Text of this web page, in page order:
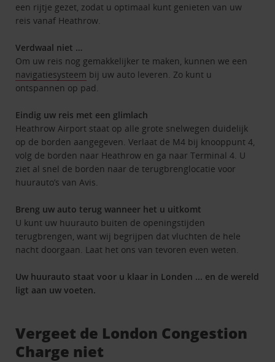
een rijtje gezet, zodat u optimaal kunt genieten van uw
reis vanaf Heathrow.
Verdwaal niet …
Om uw reis nog gemakkelijker te maken, kunnen we een
navigatiesysteem bij uw auto leveren. Zo kunt u
ontspannen op pad.
Eindig uw reis met een glimlach
Heathrow Airport staat op alle grote snelwegen duidelijk
op de borden aangegeven. Verlaat de M4 bij knooppunt 4,
volg de borden naar Heathrow en ga naar Terminal 4. U
ziet al snel de borden naar de terugbrenglocatie voor
huurauto’s van Avis.
Breng uw auto terug wanneer het u uitkomt
U kunt uw huurauto buiten de openingstijden
terugbrengen, want wij begrijpen dat vluchten de hele
nacht doorgaan. Laat het ons van tevoren even weten.
Uw huurauto staat voor u klaar in Londen ... en de wereld
ligt aan uw voeten.
Vergeet de London Congestion
Charge niet